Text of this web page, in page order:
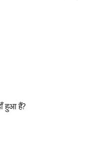
हुआ हैं?